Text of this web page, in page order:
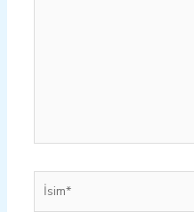
İsim*